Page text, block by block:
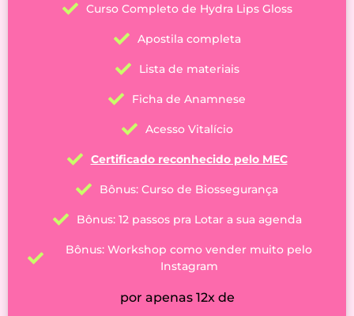
Curso Completo de Hydra Lips Gloss
Apostila completa
Lista de materiais
Ficha de Anamnese
Acesso Vitalício
Certificado reconhecido pelo MEC
Bônus: Curso de Biossegurança
Bônus: 12 passos pra Lotar a sua agenda
Bônus: Workshop como vender muito pelo
Instagram
por apenas 12x de